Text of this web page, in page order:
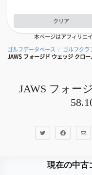
クリア
本ページはアフィリエ
ゴルフデータベース / ゴルフクラ
JAWS フォージド ウェッジ クロ
JAWS フォー
現在の中古